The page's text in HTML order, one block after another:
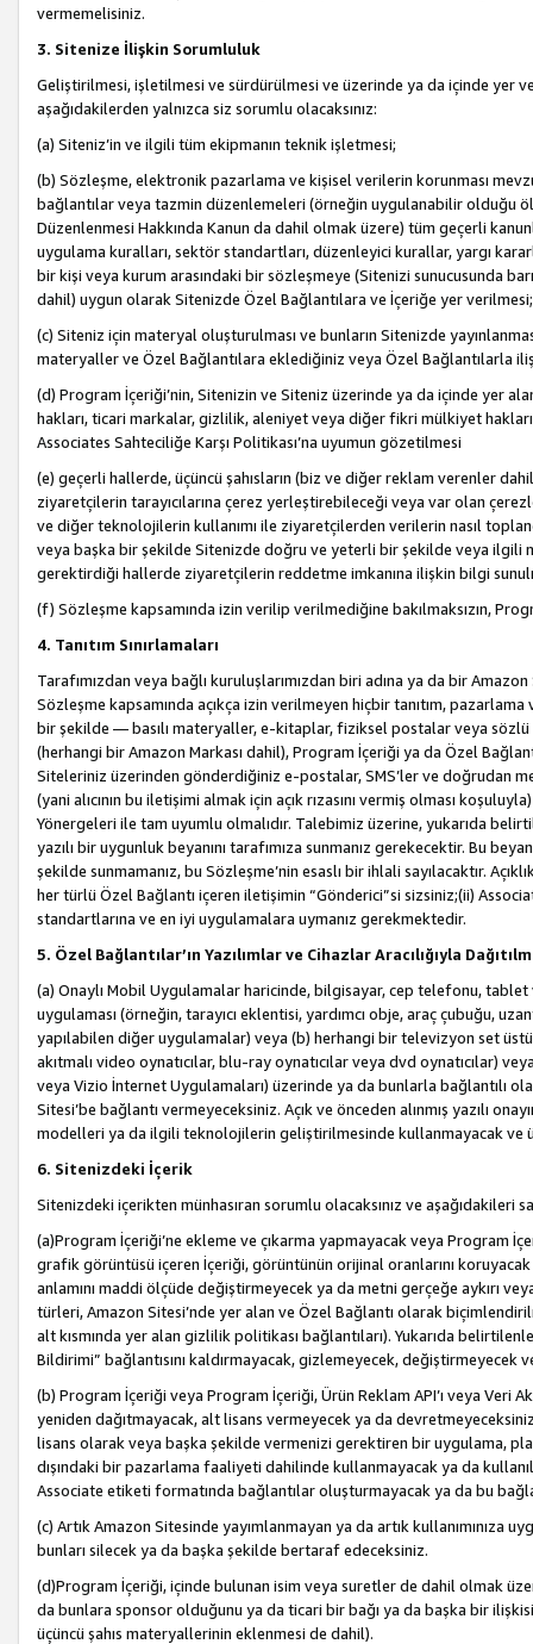
vermemelisiniz.
3. Sitenize İlişkin Sorumluluk
Geliştirilmesi, işletilmesi ve sürdürülmesi ve üzerinde ya da içinde yer
aşağıdakilerden yalnızca siz sorumlu olacaksınız:
(a) Siteniz’in ve ilgili tüm ekipmanın teknik işletmesi;
(b) Sözleşme, elektronik pazarlama ve kişisel verilerin korunması
bağlantılar veya tazmin düzenlemeleri (örneğin uygulanabilir olduğu
Düzenlenmesi Hakkında Kanun da dahil olmak üzere) tüm geçerli
uygulama kuralları, sektör standartları, düzenleyici kurallar, yargı
bir kişi veya kurum arasındaki bir sözleşmeye (Sitenizi sunucusunda
dahil) uygun olarak Sitenizde Özel Bağlantılara ve İçeriğe yer verilmesi;
(c) Siteniz için materyal oluşturulması ve bunların Sitenizde
materyaller ve Özel Bağlantılara eklediğiniz veya Özel Bağlantılarla
(d) Program İçeriği’nin, Sitenizin ve Siteniz üzerinde ya da içinde yer
hakları, ticari markalar, gizlilik, aleniyet veya diğer fikri mülkiyet
Associates Sahteciliğe Karşı Politikası’na uyumun gözetilmesi
(e) geçerli hallerde, üçüncü şahısların (biz ve diğer reklam verenler
ziyaretçilerin tarayıcılarına çerez yerleştirebileceği veya var olan
ve diğer teknolojilerin kullanımı ile ziyaretçilerden verilerin nasıl
veya başka bir şekilde Sitenizde doğru ve yeterli bir şekilde veya ilgili
gerektirdiği hallerde ziyaretçilerin reddetme imkanına ilişkin bilgi
(f) Sözleşme kapsamında izin verilip verilmediğine bakılmaksızın,
4. Tanıtım Sınırlamaları
Tarafımızdan veya bağlı kuruluşlarımızdan biri adına ya da bir
Sözleşme kapsamında açıkça izin verilmeyen hiçbir tanıtım,
bir şekilde — basılı materyaller, e-kitaplar, fiziksel postalar veya sözlü
(herhangi bir Amazon Markası dahil), Program İçeriği ya da Özel
Siteleriniz üzerinden gönderdiğiniz e-postalar, SMS’ler ve doğrudan
(yani alıcının bu iletişimi almak için açık rızasını vermiş olması
Yönergeleri ile tam uyumlu olmalıdır. Talebimiz üzerine, yukarıda
yazılı bir uygunluk beyanını tarafımıza sunmanız gerekecektir. Bu
şekilde sunmamanız, bu Sözleşme’nin esaslı bir ihlali sayılacaktır.
her türlü Özel Bağlantı içeren iletişimin “Gönderici”si sizsiniz;(ii)
standartlarına ve en iyi uygulamalara uymanız gerekmektedir.
5. Özel Bağlantılar’ın Yazılımlar ve Cihazlar Aracılığıyla
(a) Onaylı Mobil Uygulamalar haricinde, bilgisayar, cep telefonu,
uygulaması (örneğin, tarayıcı eklentisi, yardımcı obje, araç çubuğu,
yapılabilen diğer uygulamalar) veya (b) herhangi bir televizyon set
akıtmalı video oynatıcılar, blu-ray oynatıcılar veya dvd oynatıcılar)
veya Vizio İnternet Uygulamaları) üzerinde ya da bunlarla bağlantılı
Sitesi’be bağlantı vermeyeceksiniz. Açık ve önceden alınmış yazılı
modelleri ya da ilgili teknolojilerin geliştirilmesinde kullanmayacak ve
6. Sitenizdeki İçerik
Sitenizdeki içerikten münhasıran sorumlu olacaksınız ve aşağıdakileri
(a)Program İçeriği’ne ekleme ve çıkarma yapmayacak veya Program
grafik görüntüsü içeren İçeriği, görüntünün orijinal oranlarını
anlamını maddi ölçüde değiştirmeyecek ya da metni gerçeğe aykırı
türleri, Amazon Sitesi’nde yer alan ve Özel Bağlantı olarak
alt kısmında yer alan gizlilik politikası bağlantıları). Yukarıda
Bildirimi” bağlantısını kaldırmayacak, gizlemeyecek,
(b) Program İçeriği veya Program İçeriği, Ürün Reklam API’ı veya Veri
yeniden dağıtmayacak, alt lisans vermeyecek ya da
lisans olarak veya başka şekilde vermenizi gerektiren bir uygulama,
dışındaki bir pazarlama faaliyeti dahilinde kullanmayacak ya da
Associate etiketi formatında bağlantılar oluşturmayacak ya da bu
(c) Artık Amazon Sitesinde yayımlanmayan ya da artık kullanımınıza
bunları silecek ya da başka şekilde bertaraf edeceksiniz.
(d)Program İçeriği, içinde bulunan isim veya suretler de dahil olmak
da bunlara sponsor olduğunu ya da ticari bir bağı ya da başka bir
üçüncü şahıs materyallerinin eklenmesi de dahil).